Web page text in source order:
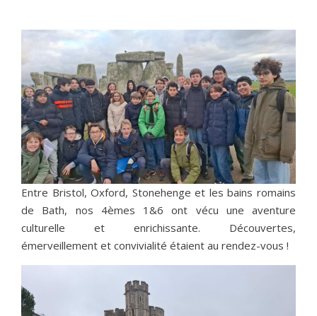
Entre Bristol, Oxford, Stonehenge et les bains romains
de Bath, nos 4èmes 1&6 ont vécu une aventure
culturelle et enrichissante. Découvertes,
émerveillement et convivialité étaient au rendez-vous !